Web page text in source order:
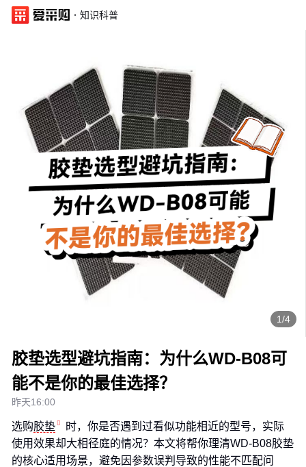
· 知识科普
1/4
胶垫选型避坑指南：为什么WD-B08可
能不是你的最佳选择？
昨天16:00
选购胶垫
时，你是否遇到过看似功能相近的型号，实际
使用效果却大相径庭的情况？本文将帮你理清WD-B08胶垫
的核心适用场景，避免因参数误判导致的性能不匹配问